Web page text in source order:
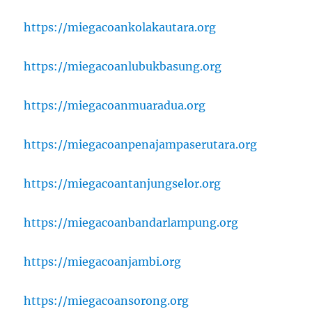
https://miegacoankolakautara.org
https://miegacoanlubukbasung.org
https://miegacoanmuaradua.org
https://miegacoanpenajampaserutara.org
https://miegacoantanjungselor.org
https://miegacoanbandarlampung.org
https://miegacoanjambi.org
https://miegacoansorong.org